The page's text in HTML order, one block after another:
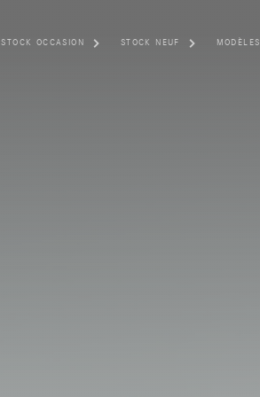
STOCK OCCASION STOCK NEUF MODÈLES